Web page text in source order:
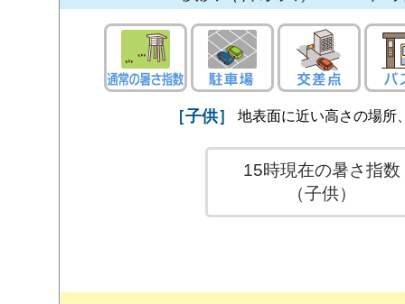
［子供］ 地表面に近い高さの場所
15時現在の暑さ指数
（子供）